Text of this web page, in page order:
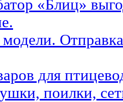
«Блиц»
для
поилки,